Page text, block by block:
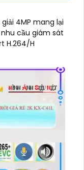
4MP mang lại
cầu giám sát
H.264/H